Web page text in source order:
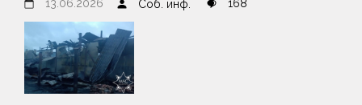
13.06.2026 Соб. инф. 168